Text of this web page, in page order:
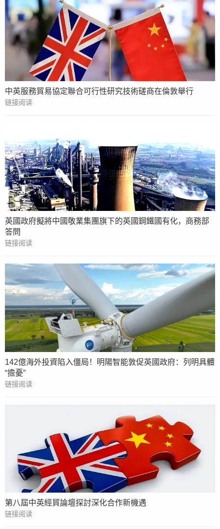
中英服務貿易協定聯合可行性研究技術磋商在倫敦舉行
链接阅读
英國政府擬將中國敬業集團旗下的英國鋼鐵國有化，商務部
答問
链接阅读
142億海外投資陷入僵局！明陽智能敦促英國政府：列明具體
“擔憂”
链接阅读
第八屆中英經貿論壇探討深化合作新機遇
链接阅读